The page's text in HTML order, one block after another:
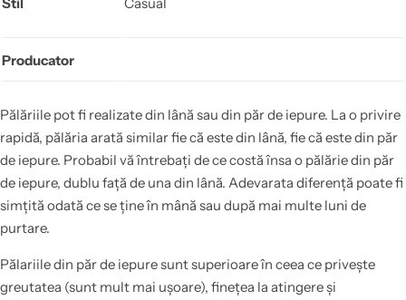
Producator
Pălăriile pot fi realizate din lână sau din păr de iepure. La o privire
rapidă, pălăria arată similar fie că este din lână, fie că este din păr
de iepure. Probabil vă întrebați de ce costă însa o pălărie din păr
de iepure, dublu față de una din lână. Adevarata diferență poate fi
simțită odată ce se ține în mână sau după mai multe luni de
purtare.
Pălariile din păr de iepure sunt superioare în ceea ce privește
greutatea (sunt mult mai ușoare), finețea la atingere și